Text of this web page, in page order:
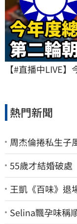
【#直播中LIVE
熱門新聞
周杰倫捲私生
55歲才結婚破
王凱《百味》
Selina飄孕味稱